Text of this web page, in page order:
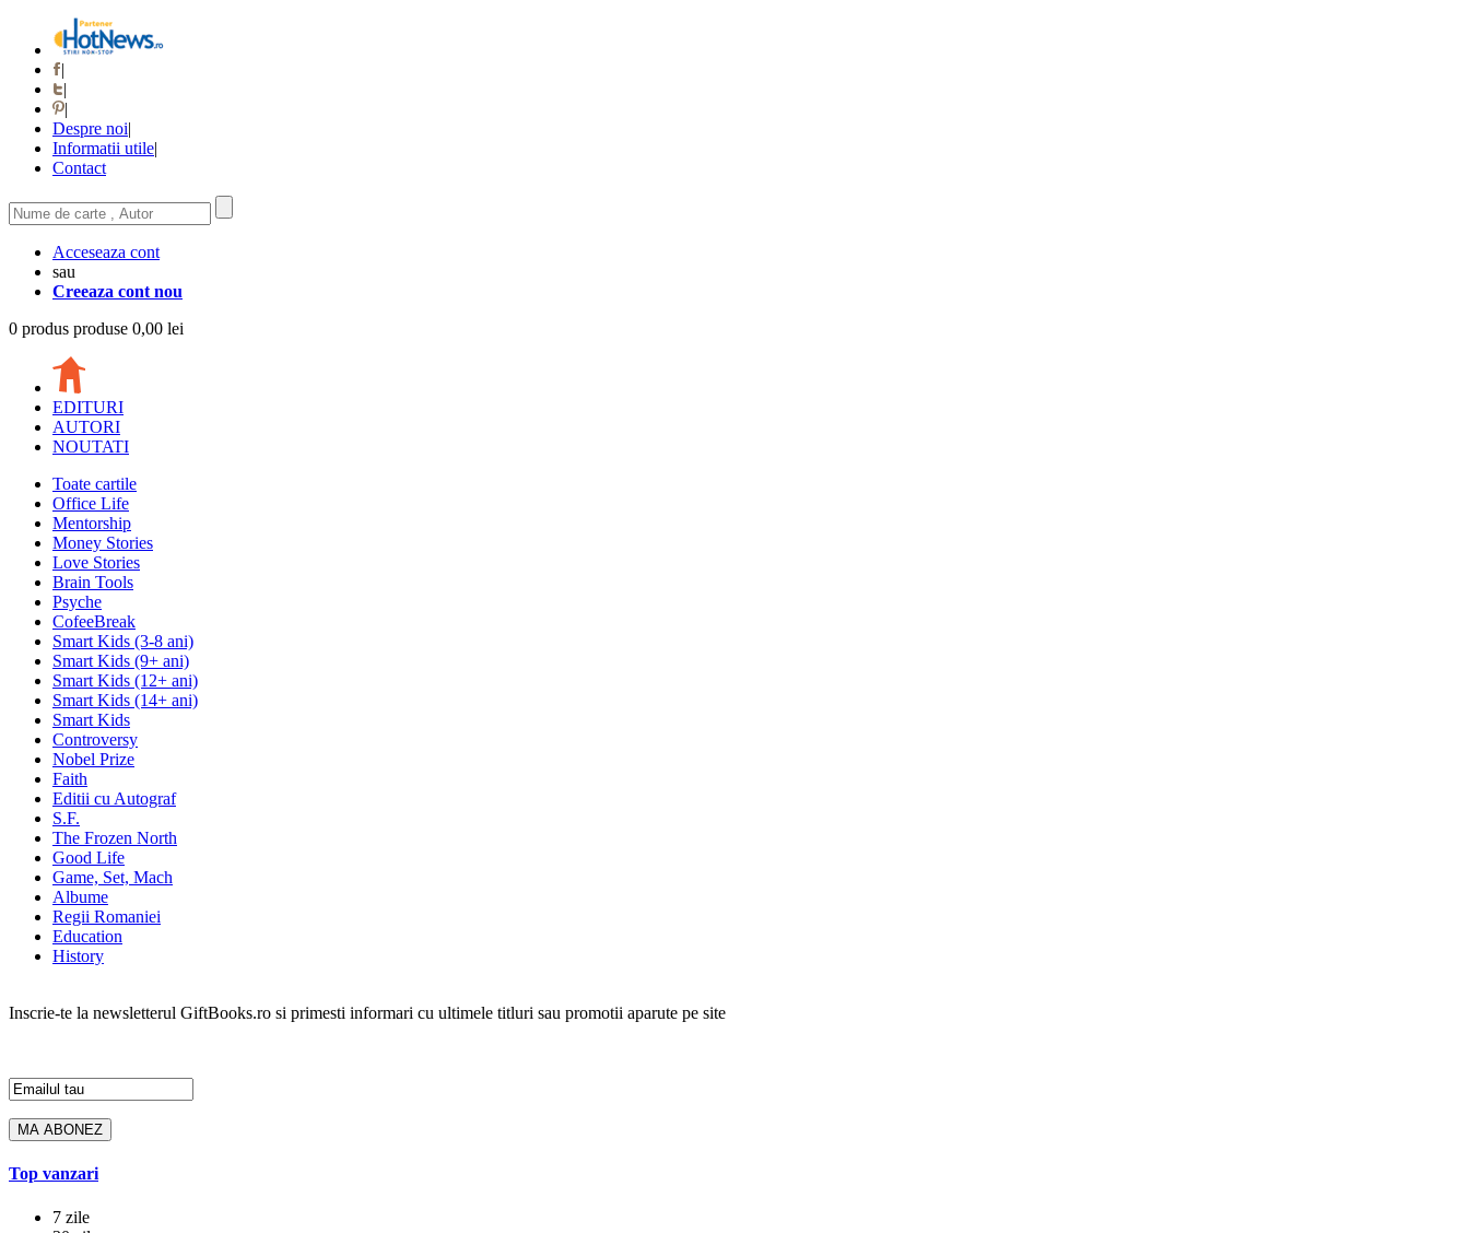
|
|
|
Despre noi|
Informatii utile|
Contact
Acceseaza cont
sau
Creeaza cont nou
0 produs produse 0,00 lei
EDITURI
AUTORI
NOUTATI
Toate cartile
Office Life
Mentorship
Money Stories
Love Stories
Brain Tools
Psyche
CofeeBreak
Smart Kids (3-8 ani)
Smart Kids (9+ ani)
Smart Kids (12+ ani)
Smart Kids (14+ ani)
Smart Kids
Controversy
Nobel Prize
Faith
Editii cu Autograf
S.F.
The Frozen North
Good Life
Game, Set, Mach
Albume
Regii Romaniei
Education
History
Inscrie-te la newsletterul GiftBooks.ro si primesti informari cu ultimele titluri sau promotii aparute pe site
Top vanzari
7 zile